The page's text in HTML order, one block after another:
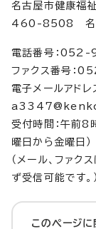
名古屋市健康福
460-8508 名古
電話番号：
ファクス番号
電子メールアドレ
受付時間：午前8
曜日から金曜日）
（メール、ファ
ず受信可能です。）
このページに